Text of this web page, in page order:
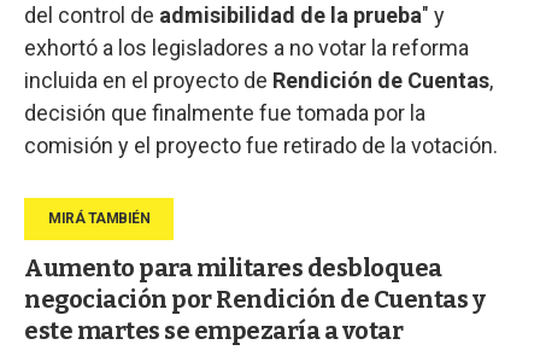
del control de admisibilidad de la prueba" y
exhortó a los legisladores a no votar la reforma
incluida en el proyecto de Rendición de Cuentas,
decisión que finalmente fue tomada por la
comisión y el proyecto fue retirado de la votación.
Aumento para militares desbloquea
negociación por Rendición de Cuentas y
este martes se empezaría a votar